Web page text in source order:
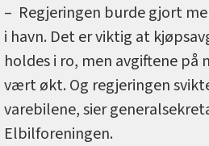
– Regjeringen burde gjort
i havn. Det er viktig at
holdes i ro, men avgiftene på
vært økt. Og regjeringen
varebilene, sier
Elbilforeningen.